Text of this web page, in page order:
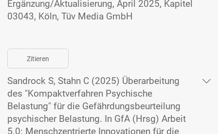
Ergänzung/Aktualisierung, April 2025, Kapitel
03043, Köln, Tüv Media GmbH
Zitieren
Sandrock S, Stahn C (2025) Überarbeitung
des "Kompaktverfahren Psychische
Belastung" für die Gefährdungsbeurteilung
psychischer Belastung. In GfA (Hrsg) Arbeit
5.0: Menschzentrierte Innovationen für die